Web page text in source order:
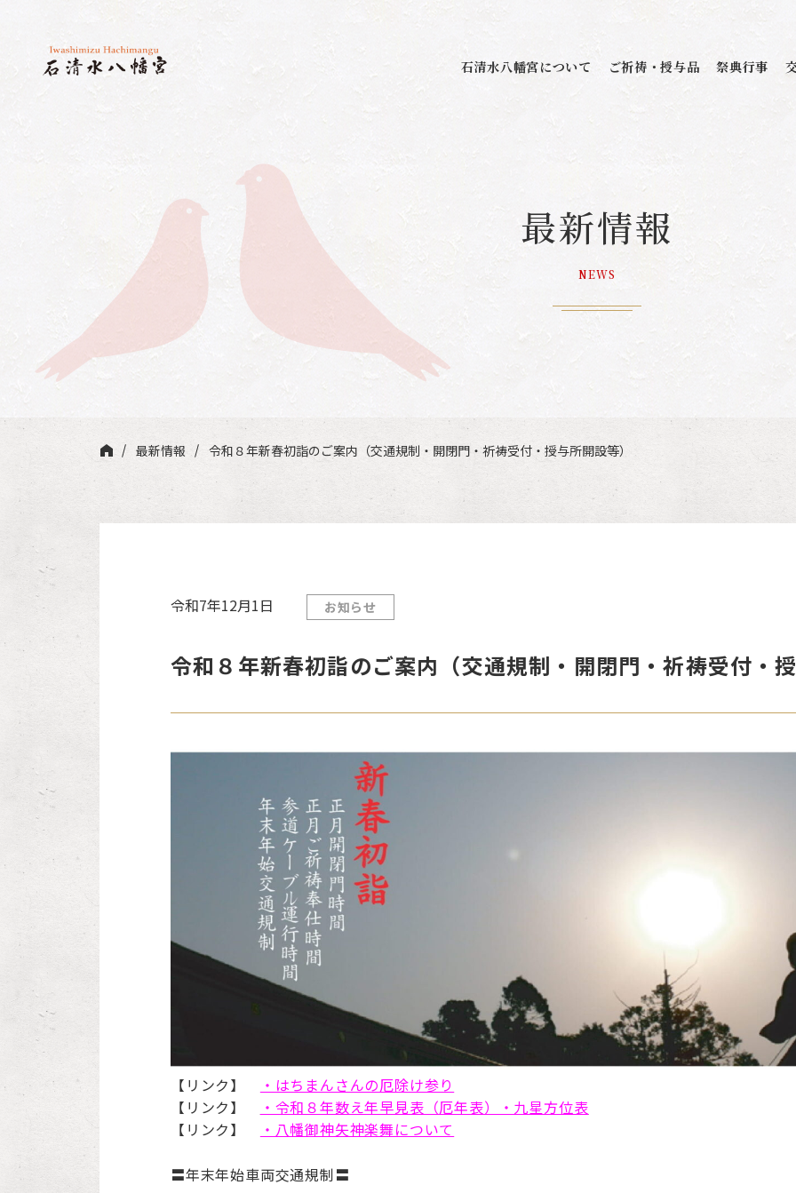
石清水八幡宮について ご祈祷・授与品 祭典行事
最新情報
NEWS
最新情報 令和８年新春初詣のご案内（交通規制・開閉門・祈祷受付・授与所開設等）
令和7年12月1日 お知らせ
令和８年新春初詣のご案内（交通規制・開閉門・祈祷受付・
【リンク】
・はちまんさんの厄除け参り
【リンク】
・令和８年数え年早見表（厄年表）・九星方位表
【リンク】
・八幡御神矢神楽舞について
〓年末年始車両交通規制〓